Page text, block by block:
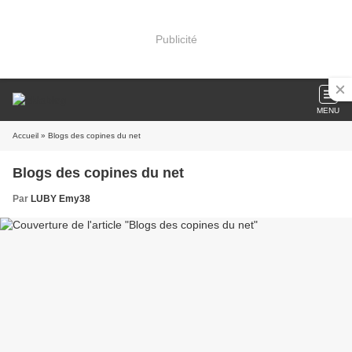
Publicité
MENU
Accueil » Blogs des copines du net
Blogs des copines du net
Par LUBY Emy38